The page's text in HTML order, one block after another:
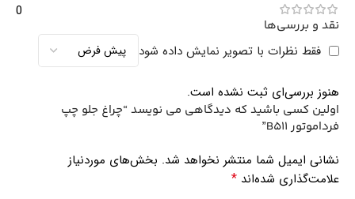
0
نقد و بررسی‌ها
فقط نظرات با تصویر نمایش داده شود
هنوز بررسی‌ای ثبت نشده است.
اولین کسی باشید که دیدگاهی می نویسد “چراغ جلو چپ
فرداموتور B511”
نشانی ایمیل شما منتشر نخواهد شد. بخش‌های موردنیاز
علامت‌گذاری شده‌اند *